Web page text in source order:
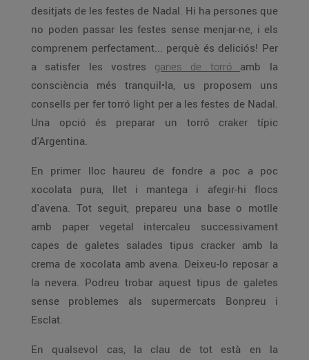
desitjats de les festes de Nadal. Hi ha persones que
no poden passar les festes sense menjar-ne, i els
comprenem perfectament... perquè és deliciós! Per
a satisfer les vostres ganes de torró amb la
consciència més tranquil•la, us proposem uns
consells per fer torró light per a les festes de Nadal.
Una opció és preparar un torró craker típic
d'Argentina.
En primer lloc haureu de fondre a poc a poc
xocolata pura, llet i mantega i afegir-hi flocs
d'avena. Tot seguit, prepareu una base o motlle
amb paper vegetal intercaleu successivament
capes de galetes salades tipus cracker amb la
crema de xocolata amb avena. Deixeu-lo reposar a
la nevera. Podreu trobar aquest tipus de galetes
sense problemes als supermercats Bonpreu i
Esclat.
En qualsevol cas, la clau de tot està en la